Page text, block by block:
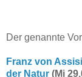
Der genannte
Franz von
der Natur (Mi